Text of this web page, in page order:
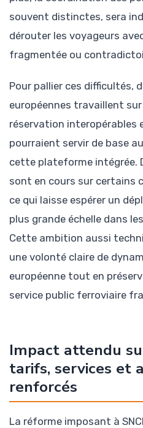
souvent distinctes, sera
dérouter les voyageurs
fragmentée ou
Pour pallier ces difficultés,
européennes travaillent
réservation interopérables
pourraient servir de base
cette plateforme intégrée.
sont en cours sur certains
ce qui laisse espérer un
plus grande échelle dans
Cette ambition aussi
une volonté claire de
européenne tout en
service public ferroviaire
Impact attendu
tarifs, services et
renforcés
La réforme imposant à